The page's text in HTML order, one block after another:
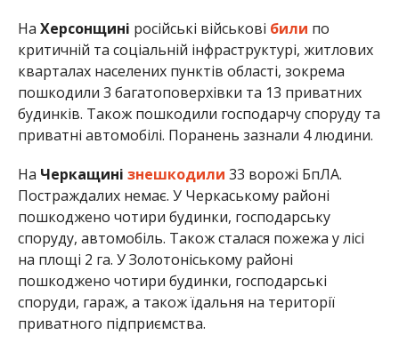
На Херсонщині російські військові били по
критичній та соціальній інфраструктурі, житлових
кварталах населених пунктів області, зокрема
пошкодили 3 багатоповерхівки та 13 приватних
будинків. Також пошкодили господарчу споруду та
приватні автомобілі. Поранень зазнали 4 людини.
На Черкащині знешкодили 33 ворожі БпЛА.
Постраждалих немає. У Черкаському районі
пошкоджено чотири будинки, господарську
споруду, автомобіль. Також сталася пожежа у лісі
на площі 2 га. У Золотоніському районі
пошкоджено чотири будинки, господарські
споруди, гараж, а також їдальня на території
приватного підприємства.